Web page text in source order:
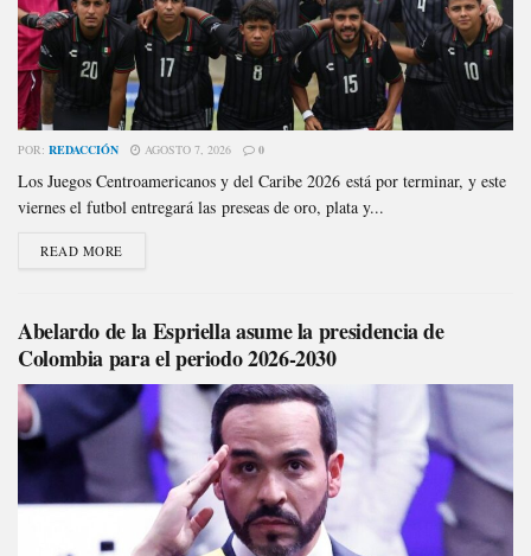
POR: REDACCIÓN AGOSTO 7, 2026 0
Los Juegos Centroamericanos y del Caribe 2026 está por terminar, y este
viernes el futbol entregará las preseas de oro, plata y...
READ MORE
Abelardo de la Espriella asume la presidencia de
Colombia para el periodo 2026-2030